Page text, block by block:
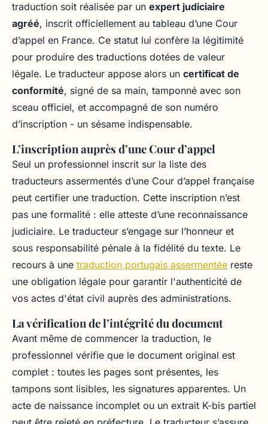
traduction soit réalisée par un expert judiciaire
agréé, inscrit officiellement au tableau d’une Cour
d’appel en France. Ce statut lui confère la légitimité
pour produire des traductions dotées de valeur
légale. Le traducteur appose alors un certificat de
conformité, signé de sa main, tamponné avec son
sceau officiel, et accompagné de son numéro
d’inscription - un sésame indispensable.
L’inscription auprès d’une Cour d’appel
Seul un professionnel inscrit sur la liste des
traducteurs assermentés d’une Cour d’appel française
peut certifier une traduction. Cette inscription n’est
pas une formalité : elle atteste d’une reconnaissance
judiciaire. Le traducteur s’engage sur l’honneur et
sous responsabilité pénale à la fidélité du texte. Le
recours à une traduction portugais assermentée reste
une obligation légale pour garantir l'authenticité de
vos actes d'état civil auprès des administrations.
La vérification de l’intégrité du document
Avant même de commencer la traduction, le
professionnel vérifie que le document original est
complet : toutes les pages sont présentes, les
tampons sont lisibles, les signatures apparentes. Un
acte de naissance incomplet ou un extrait K-bis partiel